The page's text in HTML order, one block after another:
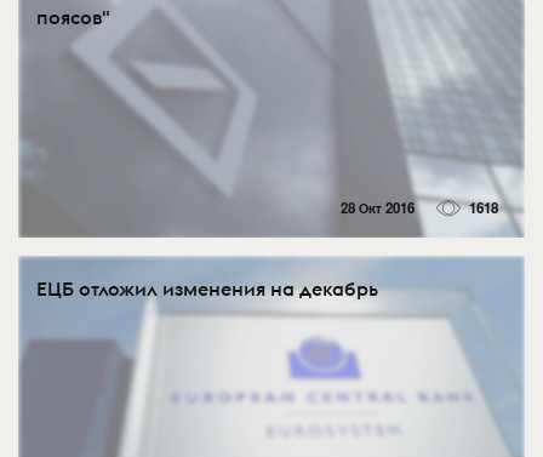
поясов"
28 Окт 2016 1618
ЕЦБ отложил изменения на декабрь